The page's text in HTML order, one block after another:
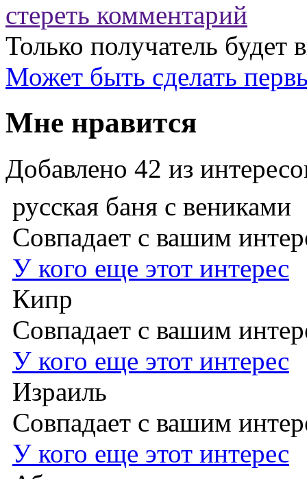
стереть комментарий
Только получатель
Может быть сделать
Мне нравится
Добавлено 42 из
русская баня с вениками
Совпадает с вашим
У кого еще этот интерес
Кипр
Совпадает с вашим
У кого еще этот интерес
Израиль
Совпадает с вашим
У кого еще этот интерес